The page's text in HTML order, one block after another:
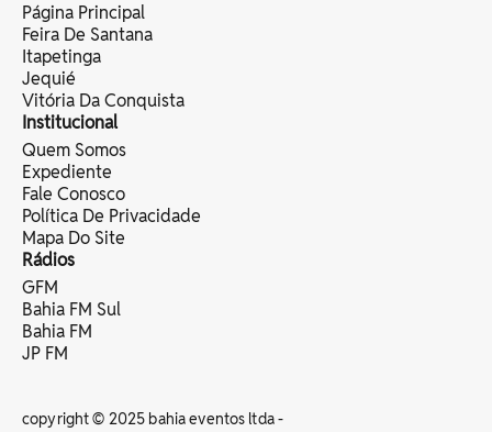
Página Principal
Feira De Santana
Itapetinga
Jequié
Vitória Da Conquista
Institucional
Quem Somos
Expediente
Fale Conosco
Política De Privacidade
Mapa Do Site
Rádios
GFM
Bahia FM Sul
Bahia FM
JP FM
copyright © 2025 bahia eventos ltda -